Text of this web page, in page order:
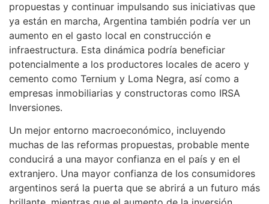
propuestas y continuar impulsando sus iniciativas que
ya están en marcha, Argentina también podría ver un
aumento en el gasto local en construcción e
infraestructura. Esta dinámica podría beneficiar
potencialmente a los productores locales de acero y
cemento como Ternium y Loma Negra, así como a
empresas inmobiliarias y constructoras como IRSA
Inversiones.
Un mejor entorno macroeconómico, incluyendo
muchas de las reformas propuestas, probable mente
conducirá a una mayor confianza en el país y en el
extranjero. Una mayor confianza de los consumidores
argentinos será la puerta que se abrirá a un futuro más